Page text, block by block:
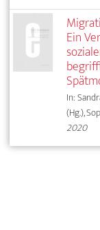
Ein
In:
(Hg.),
2020